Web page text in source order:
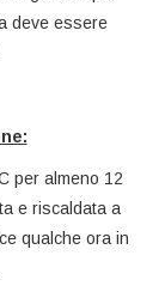
deve essere
per almeno 12
e riscaldata a
qualche ora in